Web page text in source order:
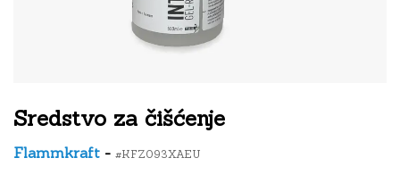
Sredstvo za čišćenje
Flammkraft - #KFZ093XAEU